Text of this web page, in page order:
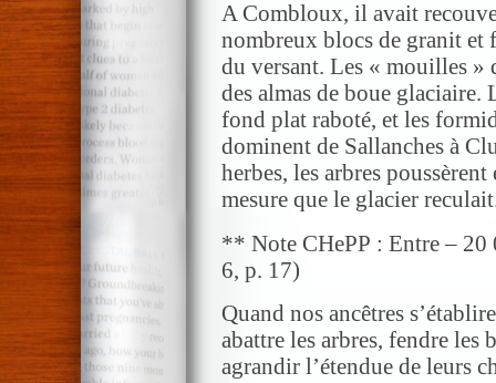
A Combloux, il avait
nombreux blocs de granit et
du versant. Les « mouilles »
des almas de boue
fond plat raboté, et les
dominent de Sallanches à
herbes, les arbres
mesure que le glacier
** Note CHePP : Entre – 20
6, p. 17)
Quand nos ancêtres
abattre les arbres, fendre
agrandir l’étendue de leurs